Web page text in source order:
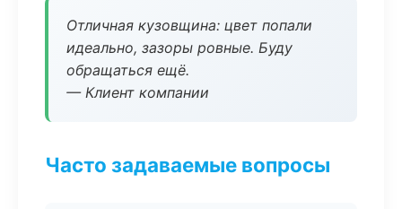
Отличная кузовщина: цвет попали
идеально, зазоры ровные. Буду
обращаться ещё.
— Клиент компании
Часто задаваемые вопросы